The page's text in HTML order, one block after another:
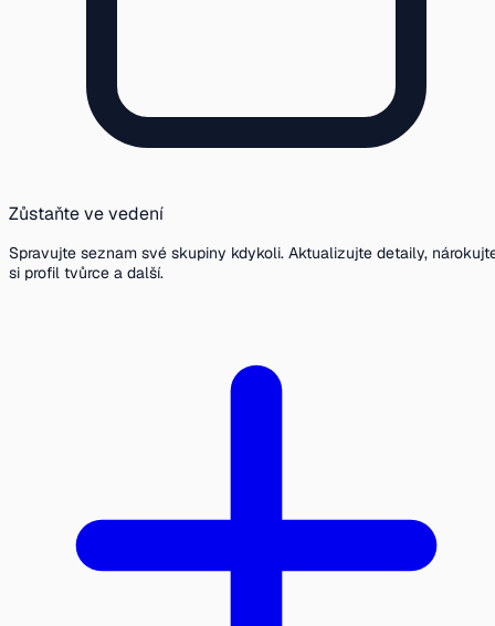
Zůstaňte ve vedení
Spravujte seznam své skupiny kdykoli. Aktualizujte detaily,
si profil tvůrce a další.